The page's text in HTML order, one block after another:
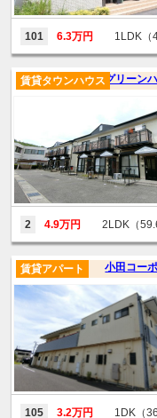
101 6.3万円 1LDK（
グリーン
賃貸タウンハウス
2 4.9万円 2LDK（
小田コーポ
賃貸アパート
105 3.2万円 1DK（